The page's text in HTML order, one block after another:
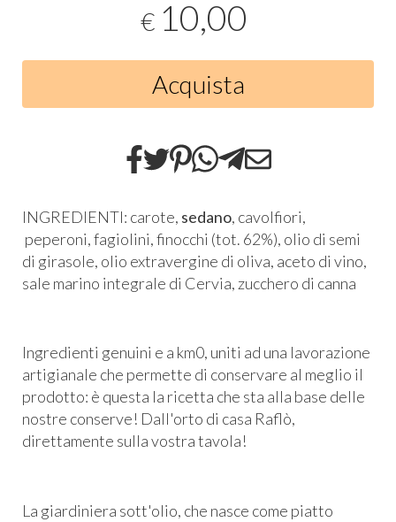
€ 10,00
Acquista
INGREDIENTI: carote, sedano, cavolfiori,
peperoni, fagiolini, finocchi (tot. 62%), olio di semi
di girasole, olio extravergine di oliva, aceto di vino,
sale marino integrale di Cervia, zucchero di canna
Ingredienti genuini e a km0, uniti ad una lavorazione
artigianale che permette di conservare al meglio il
prodotto: è questa la ricetta che sta alla base delle
nostre conserve! Dall'orto di casa Raflò,
direttamente sulla vostra tavola!
La giardiniera sott'olio, che nasce come piatto